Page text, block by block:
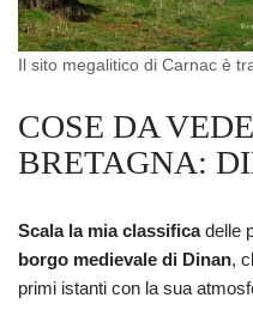
Il sito megalitico di Carnac è
COSE DA
BRETAGNA:
Scala la mia classificadelle
borgo medievale di Dinan,
primi istanti con la sua